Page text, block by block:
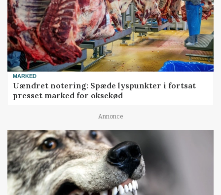
MARKED
Uændret notering: Spæde lyspunkter i fortsat
presset marked for oksekød
Annonce